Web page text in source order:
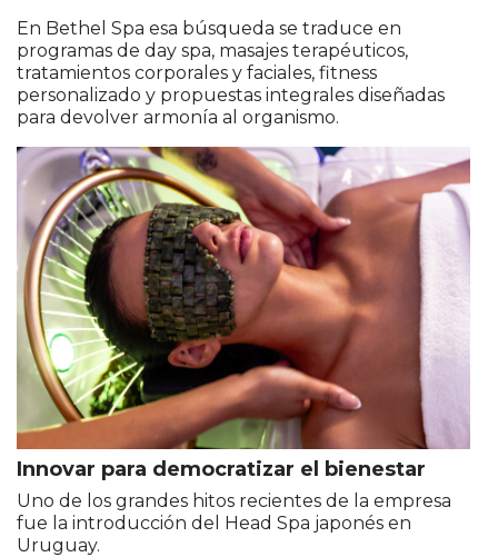
En Bethel Spa esa búsqueda se traduce en
programas de day spa, masajes terapéuticos,
tratamientos corporales y faciales, fitness
personalizado y propuestas integrales diseñadas
para devolver armonía al organismo.
Innovar para democratizar el bienestar
Uno de los grandes hitos recientes de la empresa
fue la introducción del Head Spa japonés en
Uruguay.